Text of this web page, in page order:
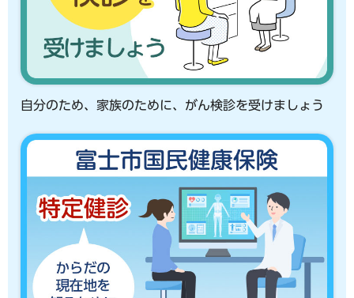
自分のため、家族のために、がん検診を受けましょう